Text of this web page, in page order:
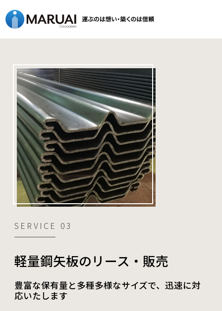
SERVICE 03
軽量鋼矢板のリース・販売
豊富な保有量と多種多様なサイズで、 迅速に対
応いたします